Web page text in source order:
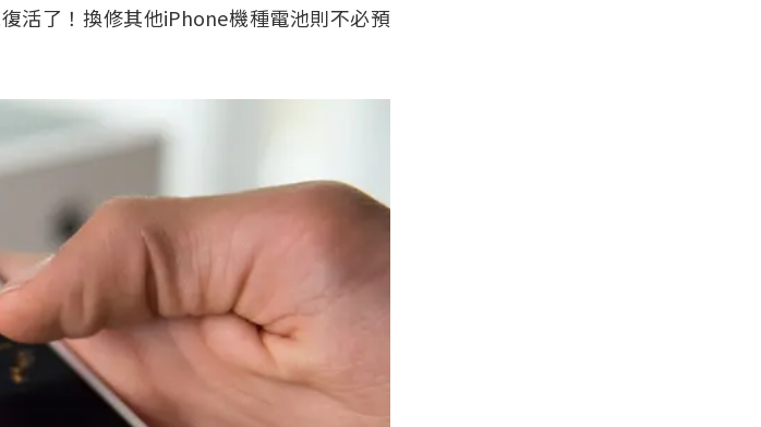
活了！換修其他iPhone機種電池則不必預